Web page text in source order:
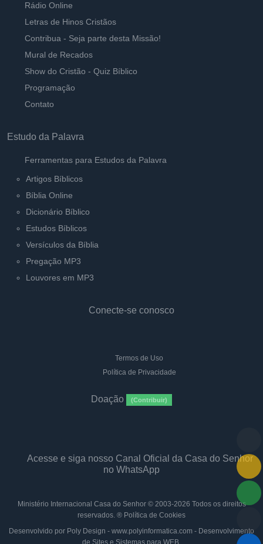
Rádio Online
Letras de Hinos Cristãos
Contribua - Seja parte desta Missão!
Mural de Recados
Show do Cristão - Quiz Bíblico
Programação
Contato
Estudo da Palavra
Ferramentas para Estudos da Palavra
Artigos Bíblicos
Bíblia Online
Dicionário Bíblico
Estudos Bíblicos
Versículos da Bíblia
Pregação MP3
Louvores em MP3
Conecte-se conosco
Termos de Uso
Política de Privacidade
Doação (Contribuir)
Acesse e siga nosso Canal Oficial da Casa do Senhor
no WhatsApp
Ministério Internacional Casa do Senhor© 2003-2026 Todos os direitos
reservados. ® Política de Cookies
Desenvolvido por Poly Design - www.polyinformatica.com - Desenvolvimento
de Sites e Sistemas para WEB.